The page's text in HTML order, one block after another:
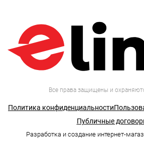
Все права защищены и
Политика конфиденциальности
Публичные
Разработка и создание интернет-